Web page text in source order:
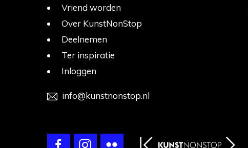
Vriend worden
Over KunstNonStop
Deelnemen
Ter inspiratie
Inloggen
info@kunstnonstop.nl